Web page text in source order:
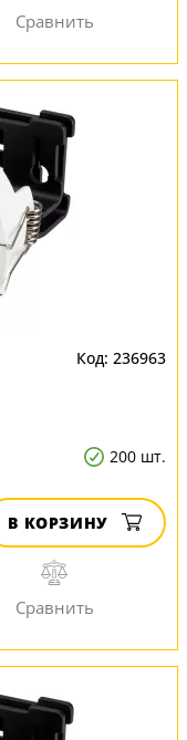
236963
200 шт.
В КОРЗИНУ